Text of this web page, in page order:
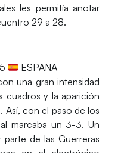
les permitía anotar
29 a 28.
ESPAÑA
una gran intensidad
cuadros y la aparición
Así, con el paso de los
marcaba un 3-3. Un
de las Guerreras